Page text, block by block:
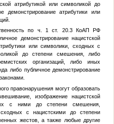
атрибутикой или символикой до
демонстрирование атрибутики или
по ч. 1 ст. 20.3 КоАП РФ
демонстрирование нацистской
или символики, сходных с
до степени смешения, либо
организаций, либо иных
либо публичное демонстрирование
правонарушения могут образовать
изображение нацистской
с ними до степени смешения,
с нацистскими до степени
жестов, а также любые другие